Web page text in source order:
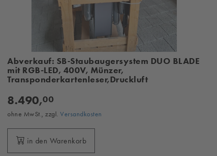
Abverkauf: SB-Staubaugersystem DUO BLADE
mit RGB-LED, 400V, Münzer,
Transponderkartenleser,Druckluft
8.490,00
ohne MwSt., zzgl. Versandkosten
in den Warenkorb